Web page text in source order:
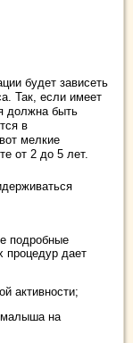
будет зависеть
Так, если имеет
должна быть
в
мелкие
от 2 до 5 лет.
подробные
процедур дает
активности;
малыша на